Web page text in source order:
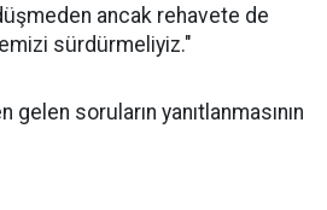
ancak rehavete de
sürdürmeliyiz."
soruların yanıtlanmasının